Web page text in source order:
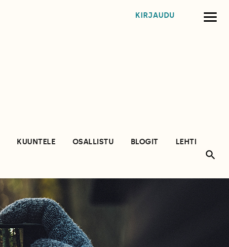
KIRJAUDU
KUUNTELE OSALLISTU BLOGIT
LEHTI